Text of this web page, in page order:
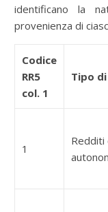
identificano la
provenienza di
Codice
RR5
col. 1
Tipo
1
Redditi